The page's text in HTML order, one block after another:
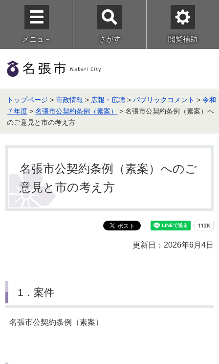
メニュ－ さがす 閲覧補助
トップページ >市政情報 > 広報・広聴 >パブリックコメント >令和
７年度 >名張市公契約条例（素案）
> 名張市公契約条例（素案）へ
のご意見と市の考え方
名張市公契約条例（素案）へのご
意見と市の考え方
更新日：2026年6月4日
1．案件
名張市公契約条例（素案）